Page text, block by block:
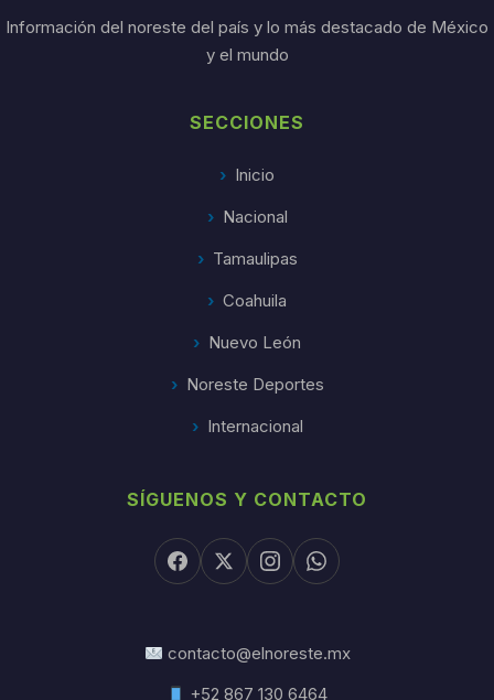
Información del noreste del país y lo más destacado de México
y el mundo
SECCIONES
Inicio
Nacional
Tamaulipas
Coahuila
Nuevo León
Noreste Deportes
Internacional
SÍGUENOS Y CONTACTO
contacto@elnoreste.mx
+52 867 130 6464